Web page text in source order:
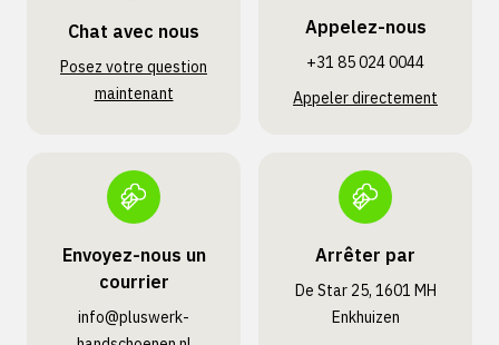
Chat avec nous
Posez votre question
maintenant
Appelez-nous
+31 85 024 0044
Appeler directement
Envoyez-nous un
courrier
info@pluswerk­
Arrêter par
De Star 25, 1601 MH
Enkhuizen